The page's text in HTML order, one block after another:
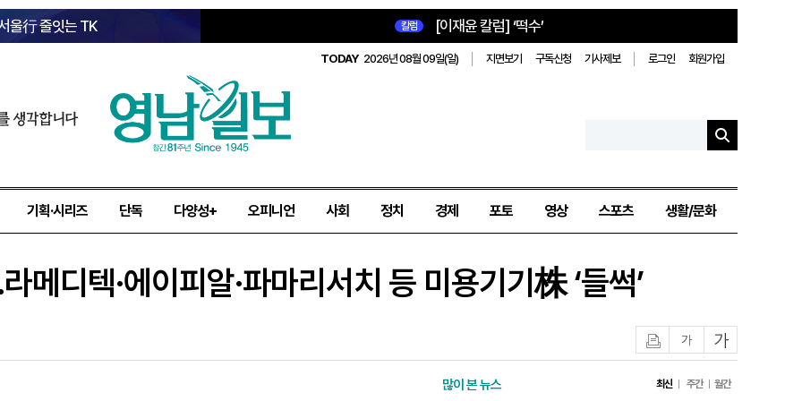
울行 줄잇는 TK 칼럼 [이재윤 칼럼] ‘떡수’
TODAY 2026년 08월 09일(일) 지면보기 구독신청 기사제보 로그인 회원가입
생각합니다
기획·시리즈 단독 다양성+ 오피니언 사회 정치 경제 포토 영상 스포츠 생활/문화
메디텍·에이피알·파마리서치 등 미용기기株 ‘들썩’
글자작게글자크게
많이 본 뉴스 최신 주간 월간